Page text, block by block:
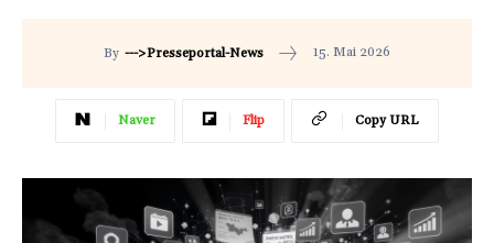
By --->Presseportal-News 15. Mai 2026
Naver Flip Copy URL